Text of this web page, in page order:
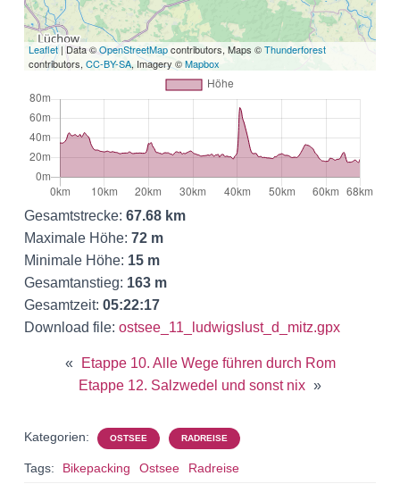
Leaflet| Data ©OpenStreetMapcontributors, Maps ©Thunderforest
contributors, CC-BY-SA, Imagery ©Mapbox
Gesamtstrecke: 67.68 km
Maximale Höhe: 72 m
Minimale Höhe: 15 m
Gesamtanstieg: 163 m
Gesamtzeit: 05:22:17
Download file: ostsee_11_ludwigslust_d_mitz.gpx
«
Etappe 10. Alle Wege führen durch Rom
Etappe 12. Salzwedel und sonst nix »
Kategorien: OSTSEE RADREISE
Tags: Bikepacking Ostsee Radreise